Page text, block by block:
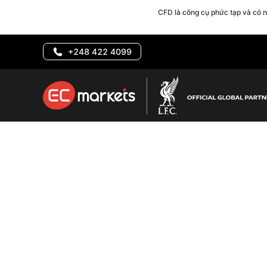
CFD là công cụ phức tạp và có
+248 422 4099